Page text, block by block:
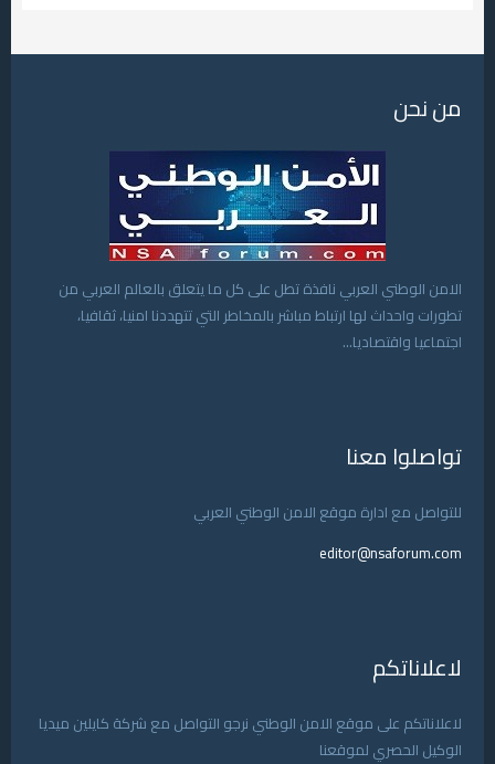
من نحن
الامن الوطني العربي نافذة تطل على كل ما يتعلق بالعالم العربي من
تطورات واحداث لها ارتباط مباشر بالمخاطر التي تتهددنا امنيا، ثقافيا،
اجتماعيا واقتصاديا...
تواصلوا معنا
للتواصل مع ادارة موقع الامن الوطني العربي
editor@nsaforum.com
لاعلاناتكم
لاعلاناتكم على موقع الامن الوطني نرجو التواصل مع شركة كايلين ميديا
الوكيل الحصري لموقعنا